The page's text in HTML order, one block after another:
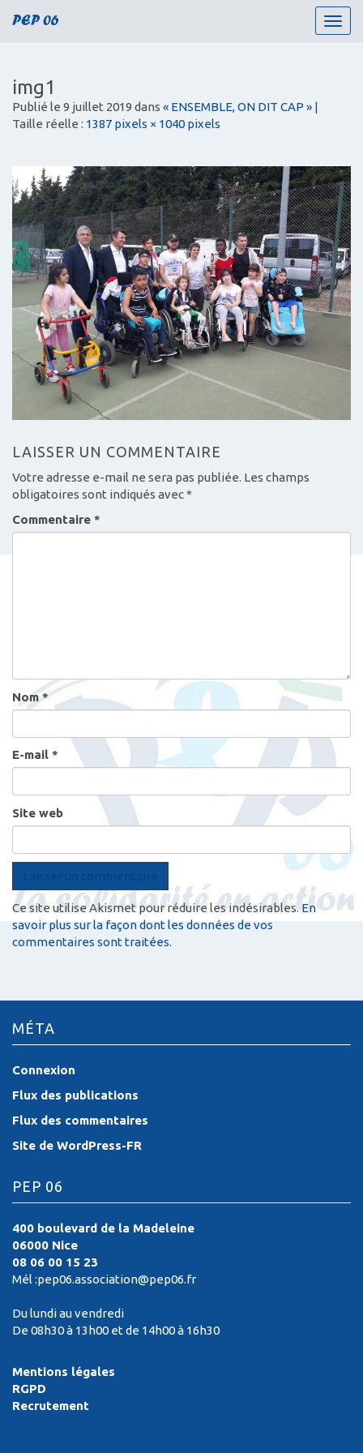
T
o
i
g
a
t
i
o
n
PEP 06
img1
Publié le 9 juillet 2019 dans « ENSEMBLE, ON DIT CAP » |
Taille réelle : 1387 pixels × 1040 pixels
LAISSER UN COMMENTAIRE
Votre adresse e-mail ne sera pas publiée. Les champs
obligatoires sont indiqués avec*
Commentaire *
Nom*
E-mail *
Site web
Ce site utilise Akismet pour réduire les indésirables.En
savoir plus sur la façon dont les données de vos
commentaires sont traitées.
MÉTA
Connexion
Flux des publications
Flux des commentaires
Site de WordPress-FR
PEP 06
400 boulevard de la Madeleine
06000 Nice
08 06 00 15 23
Mél :pep06.association@pep06.fr
Du lundi au vendredi
De 08h30 à 13h00 et de 14h00 à 16h30
Mentions légales
RGPD
Recrutement